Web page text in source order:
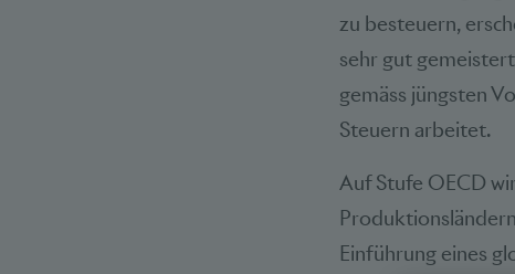
zu besteuern,
sehr gut
gemäss jüngsten
Steuern arbeitet.
Auf Stufe OECD
Einführung eines